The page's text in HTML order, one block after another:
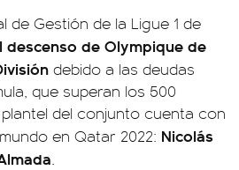
de Gestión de la Ligue 1 de
descenso de Olympique de
debido a las deudas
que superan los 500
plantel del conjunto cuenta con
en Qatar 2022: Nicolás